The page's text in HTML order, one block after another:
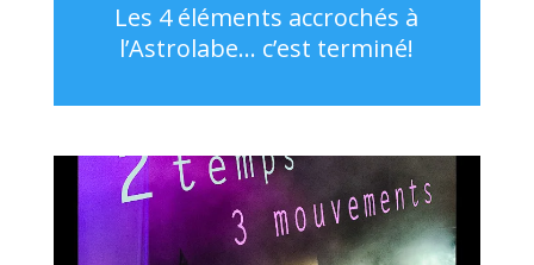
Les 4 éléments accrochés à
l’Astrolabe… c’est terminé!